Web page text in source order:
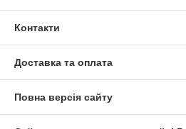
Контакти
Доставка та оплата
Повна версія сайту